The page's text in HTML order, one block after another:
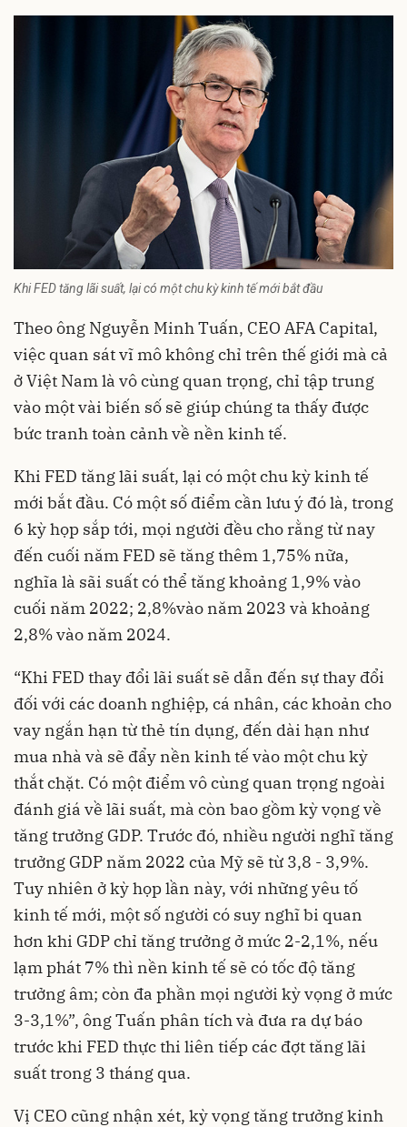
Khi FED tăng lãi suất, lại có một chu kỳ kinh tế mới bắt đầu
Theo ông Nguyễn Minh Tuấn, CEO AFA Capital,
việc quan sát vĩ mô không chỉ trên thế giới mà cả
ở Việt Nam là vô cùng quan trọng, chỉ tập trung
vào một vài biến số sẽ giúp chúng ta thấy được
bức tranh toàn cảnh về nền kinh tế.
Khi FED tăng lãi suất, lại có một chu kỳ kinh tế
mới bắt đầu. Có một số điểm cần lưu ý đó là, trong
6 kỳ họp sắp tới, mọi người đều cho rằng từ nay
đến cuối năm FED sẽ tăng thêm 1,75% nữa,
nghĩa là sãi suất có thể tăng khoảng 1,9% vào
cuối năm 2022; 2,8%vào năm 2023 và khoảng
2,8% vào năm 2024.
“Khi FED thay đổi lãi suất sẽ dẫn đến sự thay đổi
đối với các doanh nghiệp, cá nhân, các khoản cho
vay ngắn hạn từ thẻ tín dụng, đến dài hạn như
mua nhà và sẽ đẩy nền kinh tế vào một chu kỳ
thắt chặt. Có một điểm vô cùng quan trọng ngoài
đánh giá về lãi suất, mà còn bao gồm kỳ vọng về
tăng trưởng GDP. Trước đó, nhiều người nghĩ tăng
trưởng GDP năm 2022 của Mỹ sẽ từ 3,8 - 3,9%.
Tuy nhiên ở kỳ họp lần này, với những yêu tố
kinh tế mới, một số người có suy nghĩ bi quan
hơn khi GDP chỉ tăng trưởng ở mức 2-2,1%, nếu
lạm phát 7% thì nền kinh tế sẽ có tốc độ tăng
trưởng âm; còn đa phần mọi người kỳ vọng ở mức
3-3,1%”, ông Tuấn phân tích và đưa ra dự báo
trước khi FED thực thi liên tiếp các đợt tăng lãi
suất trong 3 tháng qua.
Vị CEO cũng nhận xét, kỳ vọng tăng trưởng kinh